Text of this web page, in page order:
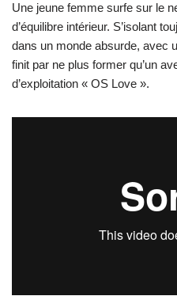
Une jeune femme surfe sur le
d’équilibre intérieur. S’isolant
dans un monde absurde, avec
finit par ne plus former qu’un
d’exploitation « OS Love ».